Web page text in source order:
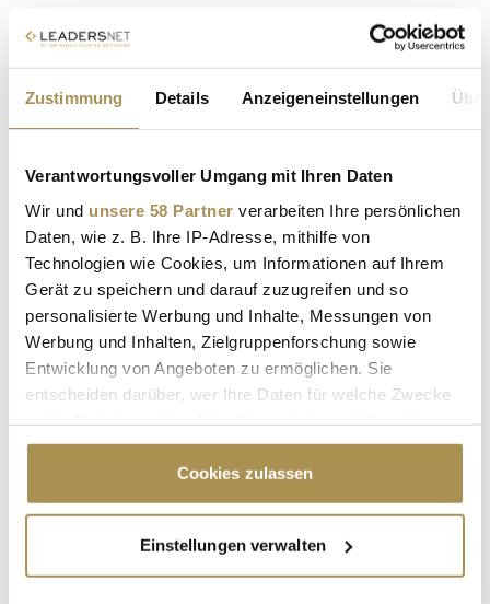
Zustimmung Details Anzeigeneinstellungen
Verantwortungsvoller Umgang mit Ihren Daten
Wir und unsere 58 Partner verarbeiten Ihre persönlichen
Daten, wie z. B. Ihre IP-Adresse, mithilfe von
Technologien wie Cookies, um Informationen auf Ihrem
Gerät zu speichern und darauf zuzugreifen und so
personalisierte Werbung und Inhalte, Messungen von
Werbung und Inhalten, Zielgruppenforschung sowie
Entwicklung von Angeboten zu ermöglichen. Sie
entscheiden darüber, wer Ihre Daten für welche Zwecke
Cookie-Erklärung oder durch Klicken auf das Privacy
Trigger Symbol ändern oder widerrufen
Informationen über Ihre geografische Lage
erfassen, welche bis auf einige Meter genau sein
Cookies zulassen
Einstellungen verwalten